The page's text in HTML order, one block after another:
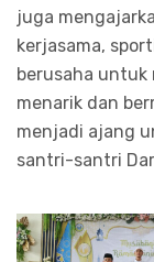
juga
kerjasama,
berusaha untuk
menarik dan
menjadi ajang
santri-santri